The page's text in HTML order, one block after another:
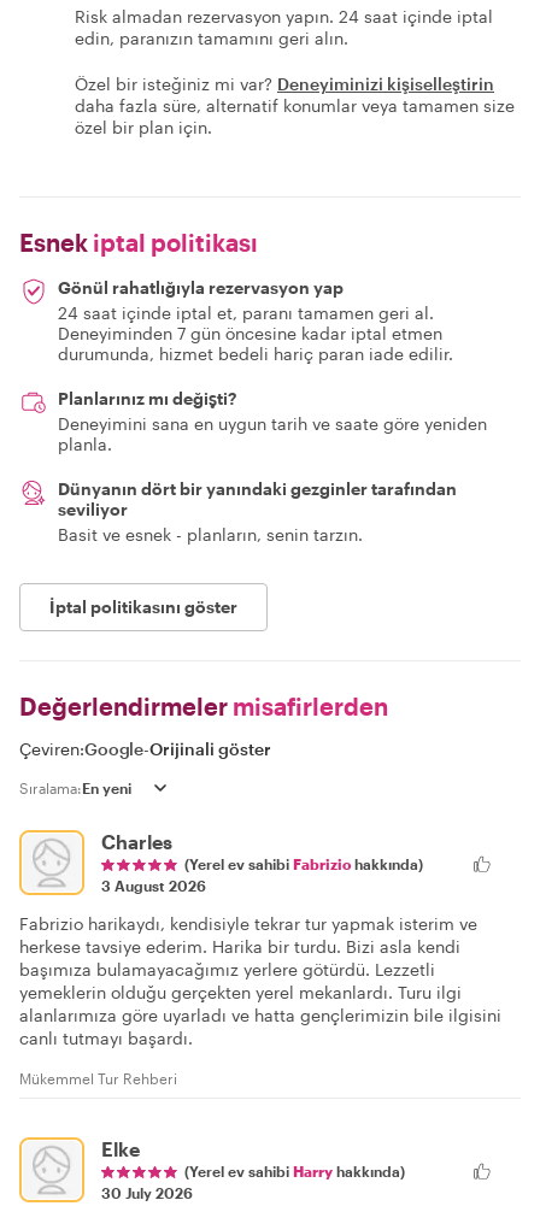
Risk almadan rezervasyon yapın. 24 saat içinde iptal
edin, paranızın tamamını geri alın.
Özel bir isteğiniz mi var? Deneyiminizi kişiselleştirin
daha fazla süre, alternatif konumlar veya tamamen size
özel bir plan için.
Esnek iptal politikası
Gönül rahatlığıyla rezervasyon yap
24 saat içinde iptal et, paranı tamamen geri al.
Deneyiminden 7 gün öncesine kadar iptal etmen
durumunda, hizmet bedeli hariç paran iade edilir.
Planlarınız mı değişti?
Deneyimini sana en uygun tarih ve saate göre yeniden
planla.
Dünyanın dört bir yanındaki gezginler tarafından
seviliyor
Basit ve esnek - planların, senin tarzın.
İptal politikasını göster
Değerlendirmeler misafirlerden
Çeviren:Google-Orijinali göster
Sıralama:
Charles
(Yerel ev sahibi Fabrizio hakkında)
3 August 2026
Fabrizio harikaydı, kendisiyle tekrar tur yapmak isterim ve
herkese tavsiye ederim. Harika bir turdu. Bizi asla kendi
başımıza bulamayacağımız yerlere götürdü. Lezzetli
yemeklerin olduğu gerçekten yerel mekanlardı. Turu ilgi
alanlarımıza göre uyarladı ve hatta gençlerimizin bile ilgisini
canlı tutmayı başardı.
Mükemmel Tur Rehberi
Elke
(Yerel ev sahibi Harry hakkında)
30 July 2026